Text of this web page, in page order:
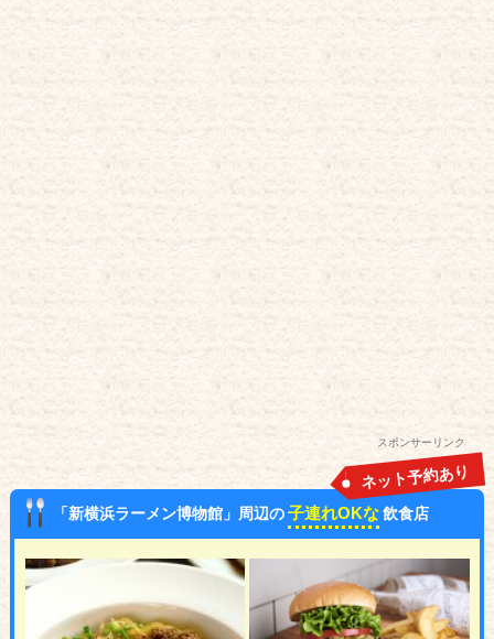
スポンサーリンク
「新横浜ラーメン博物館」周辺の子連れOKな 飲食店
ネット予約あり